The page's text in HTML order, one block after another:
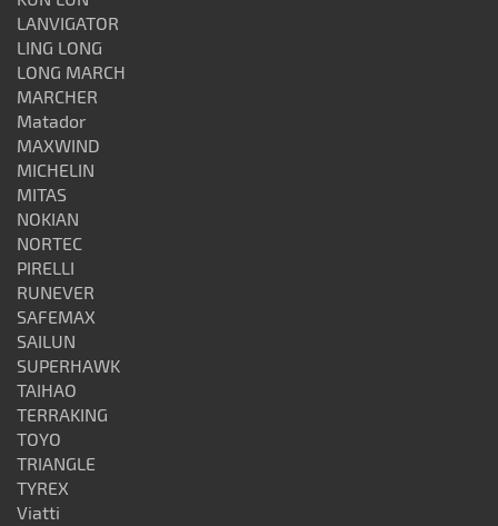
LANVIGATOR
LING LONG
LONG MARCH
MARCHER
Matador
MAXWIND
MICHELIN
MITAS
NOKIAN
NORTEC
PIRELLI
RUNEVER
SAFEMAX
SAILUN
SUPERHAWK
TAIHAO
TERRAKING
TOYO
TRIANGLE
TYREX
Viatti